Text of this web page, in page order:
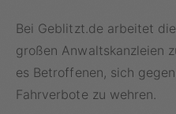
Bei Geblitzt.de arbeitet
großen Anwaltskanzleien
es Betroffenen, sich
Fahrverbote zu wehren.